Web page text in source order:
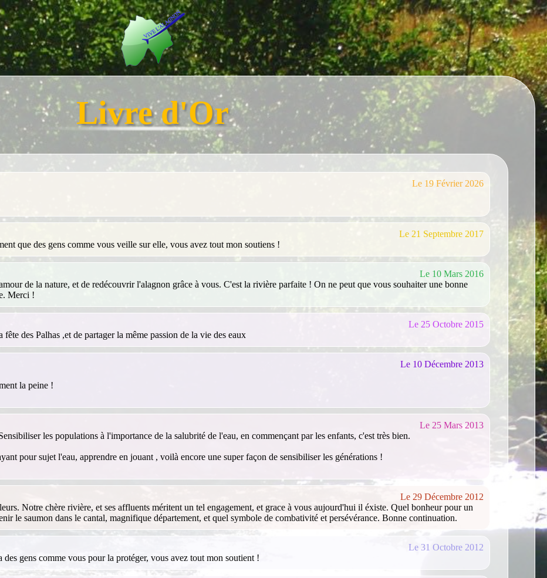
Livre d'Or
Le 19 Février 2026
Le 21 Septembre 2017
que des gens comme vous veille sur elle, vous avez tout mon soutiens !
Le 10 Mars 2016
de la nature, et de redécouvrir l'alagnon grâce à vous. C'est la rivière parfaite ! On ne peut que vous souhaiter une bonne
Merci !
Le 25 Octobre 2015
des Palhas ,et de partager la même passion de la vie des eaux
Le 10 Décembre 2013
la peine !
Le 25 Mars 2013
les populations à l'importance de la salubrité de l'eau, en commençant par les enfants, c'est très bien.
pour sujet l'eau, apprendre en jouant , voilà encore une super façon de sensibiliser les générations !
Le 29 Décembre 2012
Notre chère rivière, et ses affluents méritent un tel engagement, et grace à vous aujourd'hui il éxiste. Quel bonheur pour un
le saumon dans le cantal, magnifique département, et quel symbole de combativité et persévérance. Bonne continuation.
Le 31 Octobre 2012
gens comme vous pour la protéger, vous avez tout mon soutient !